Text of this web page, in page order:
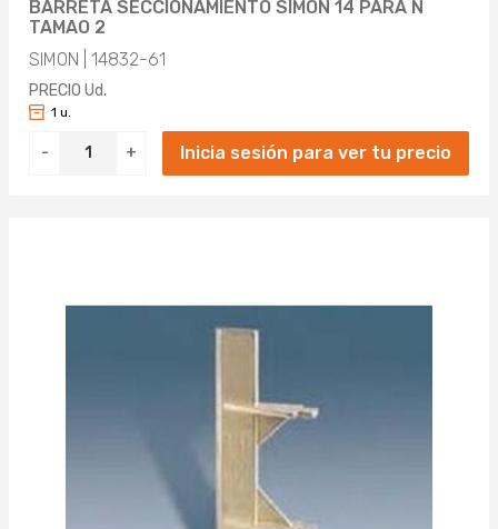
BARRETA SECCIONAMIENTO SIMON 14 PARA N
TAMAO 2
SIMON | 14832-61
PRECIO Ud.
- +
1 u.
Inicia sesión para ver tu precio